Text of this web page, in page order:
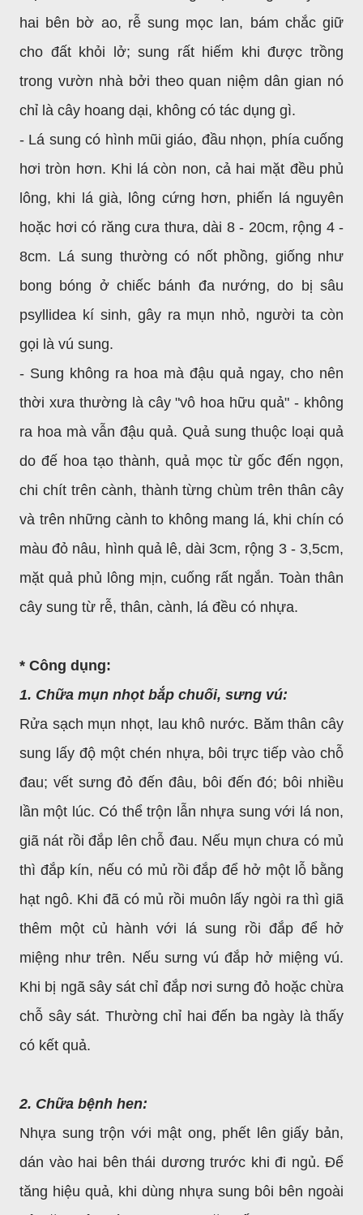
hai bên bờ ao, rễ sung mọc lan, bám chắc giữ
cho đất khỏi lở; sung rất hiếm khi được trồng
trong vườn nhà bởi theo quan niệm dân gian nó
chỉ là cây hoang dại, không có tác dụng gì.
- Lá sung có hình mũi giáo, đầu nhọn, phía cuống
hơi tròn hơn. Khi lá còn non, cả hai mặt đều phủ
lông, khi lá già, lông cứng hơn, phiến lá nguyên
hoặc hơi có răng cưa thưa, dài 8 - 20cm, rộng 4 -
8cm. Lá sung thường có nốt phồng, giống như
bong bóng ở chiếc bánh đa nướng, do bị sâu
psyllidea kí sinh, gây ra mụn nhỏ, người ta còn
gọi là vú sung.
- Sung không ra hoa mà đậu quả ngay, cho nên
thời xưa thường là cây "vô hoa hữu quả" - không
ra hoa mà vẫn đậu quả. Quả sung thuộc loại quả
do đế hoa tạo thành, quả mọc từ gốc đến ngọn,
chi chít trên cành, thành từng chùm trên thân cây
và trên những cành to không mang lá, khi chín có
màu đỏ nâu, hình quả lê, dài 3cm, rộng 3 - 3,5cm,
mặt quả phủ lông mịn, cuống rất ngắn. Toàn thân
cây sung từ rễ, thân, cành, lá đều có nhựa.
* Công dụng:
1. Chữa mụn nhọt bắp chuối, sưng vú:
Rửa sạch mụn nhọt, lau khô nước. Băm thân cây
sung lấy độ một chén nhựa, bôi trực tiếp vào chỗ
đau; vết sưng đỏ đến đâu, bôi đến đó; bôi nhiều
lần một lúc. Có thể trộn lẫn nhựa sung với lá non,
giã nát rồi đắp lên chỗ đau. Nếu mụn chưa có mủ
thì đắp kín, nếu có mủ rồi đắp để hở một lỗ bằng
hạt ngô. Khi đã có mủ rồi muôn lấy ngòi ra thì giã
thêm một củ hành với lá sung rồi đắp để hở
miệng như trên. Nếu sưng vú đắp hở miệng vú.
Khi bị ngã sây sát chỉ đắp nơi sưng đỏ hoặc chừa
chỗ sây sát. Thường chỉ hai đến ba ngày là thấy
có kết quả.
2. Chữa bệnh hen:
Nhựa sung trộn với mật ong, phết lên giấy bản,
dán vào hai bên thái dương trước khi đi ngủ. Để
tăng hiệu quả, khi dùng nhựa sung bôi bên ngoài